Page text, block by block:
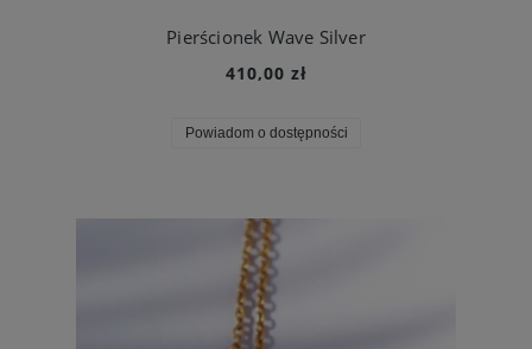
Pierścionek Wave Silver
410,00 zł
Powiadom o dostępności